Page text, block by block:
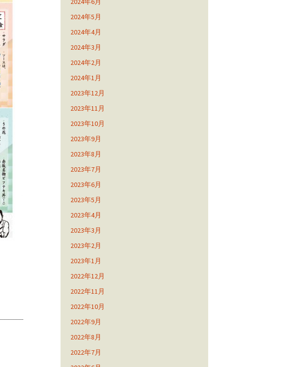
2024年5月
2024年4月
2024年3月
2024年2月
2024年1月
2023年12月
2023年11月
2023年10月
2023年9月
2023年8月
2023年7月
2023年6月
2023年5月
2023年4月
2023年3月
2023年2月
2023年1月
2022年12月
2022年11月
2022年10月
2022年9月
2022年8月
2022年7月